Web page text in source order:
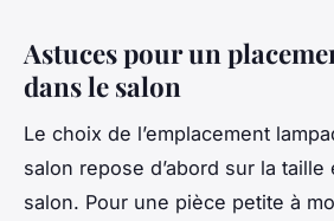
Astuces pour un
dans le salon
Le choix de l’emplacement
salon repose d’abord sur la taille
salon. Pour une pièce petite à